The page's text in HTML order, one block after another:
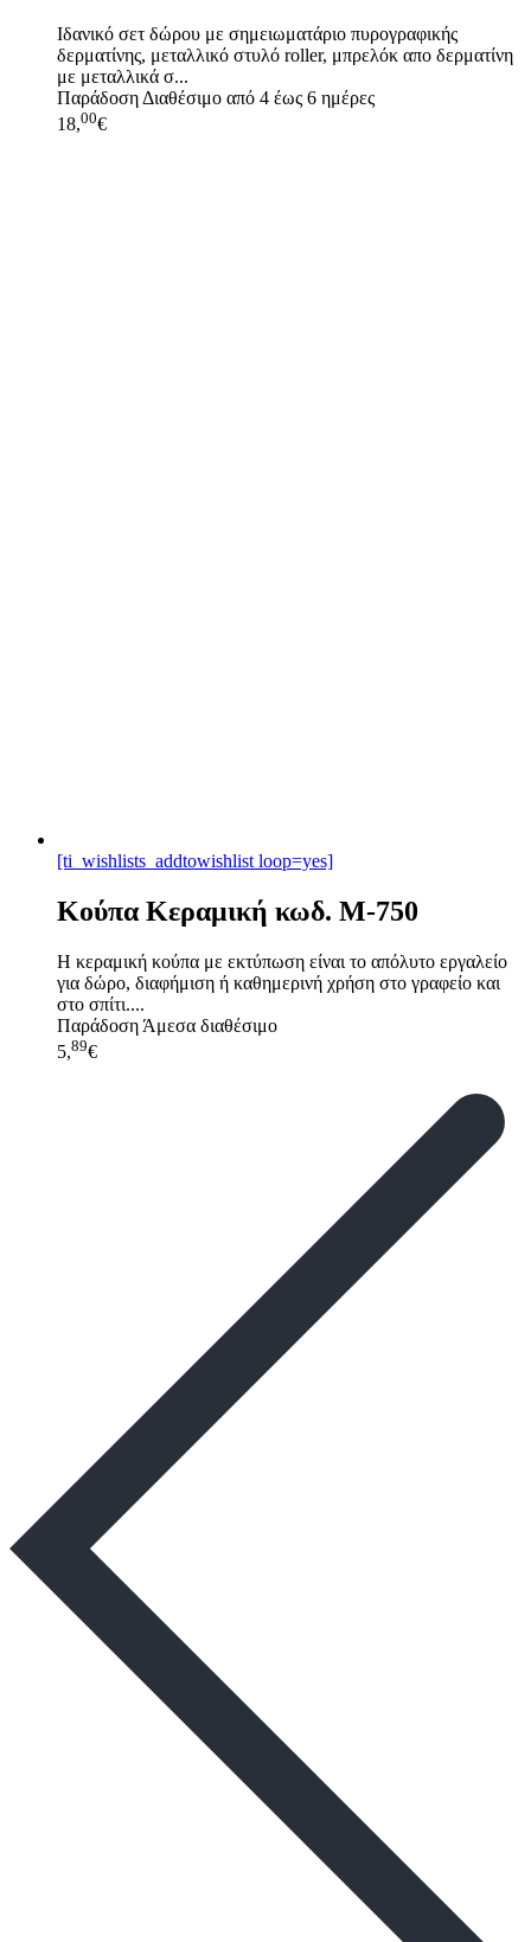
Ιδανικό σετ δώρου με σημειωματάριο πυρογραφικής
δερματίνης, μεταλλικό στυλό roller, μπρελόκ απο δερματίνη
με μεταλλικά σ...
Παράδοση Διαθέσιμο από 4 έως 6 ημέρες
18,00€
[ti_wishlists_addtowishlist loop=yes]
Κούπα Κεραμική κωδ. M-750
Η κεραμική κούπα με εκτύπωση είναι το απόλυτο εργαλείο
για δώρο, διαφήμιση ή καθημερινή χρήση στο γραφείο και
στο σπίτι....
Παράδοση Άμεσα διαθέσιμο
5,89€